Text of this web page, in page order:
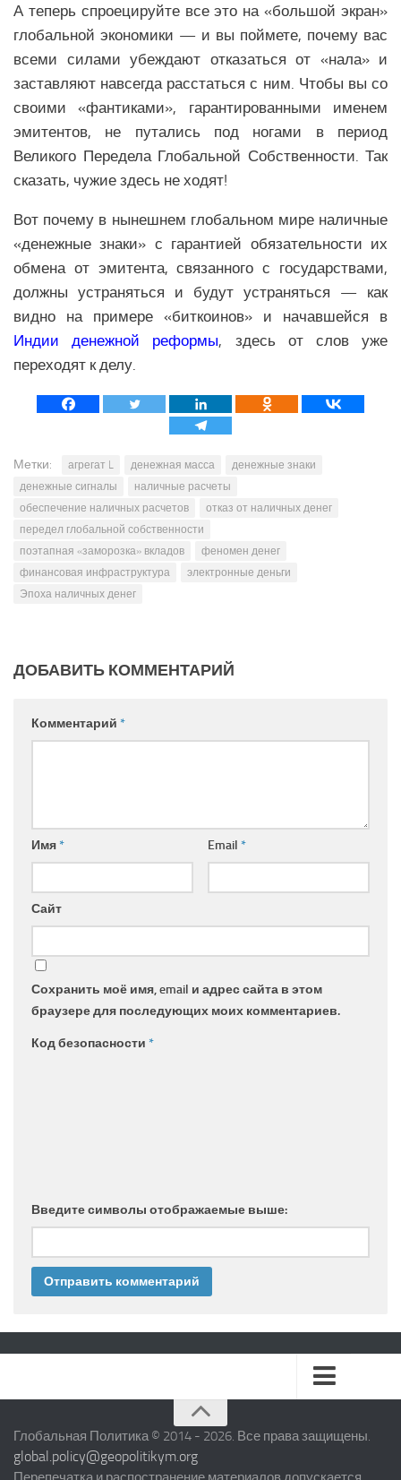
А теперь спроецируйте все это на «большой экран»
глобальной экономики — и вы поймете, почему вас
всеми силами убеждают отказаться от «нала» и
заставляют навсегда расстаться с ним. Чтобы вы со
своими «фантиками», гарантированными именем
эмитентов, не путались под ногами в период
Великого Передела Глобальной Собственности. Так
сказать, чужие здесь не ходят!
Вот почему в нынешнем глобальном мире наличные
«денежные знаки» с гарантией обязательности их
обмена от эмитента, связанного с государствами,
должны устраняться и будут устраняться — как
видно на примере «биткоинов» и начавшейся в
Индии денежной реформы, здесь от слов уже
переходят к делу.
Метки: агрегат L денежная масса
денежные знаки
денежные сигналы
наличные расчеты
обеспечение наличных расчетов
отказ от наличных денег
передел глобальной собственности
поэтапная «заморозка» вкладов
феномен денег
финансовая инфраструктура
электронные деньги
Эпоха наличных денег
ДОБАВИТЬ КОММЕНТАРИЙ
Комментарий *
Имя* Email *
Сайт
Сохранить моё имя, email и адрес сайта в этом
браузере для последующих моих комментариев.
Код безопасности *
Введите символы отображаемые выше:
БЛИЖНИЙ ВОСТОК
ЕВРОПЕЙСКИЙ СОЮЗ
Глобальная Политика © 2014 - 2026. Все права защищены.
global.policy@geopolitikym.org